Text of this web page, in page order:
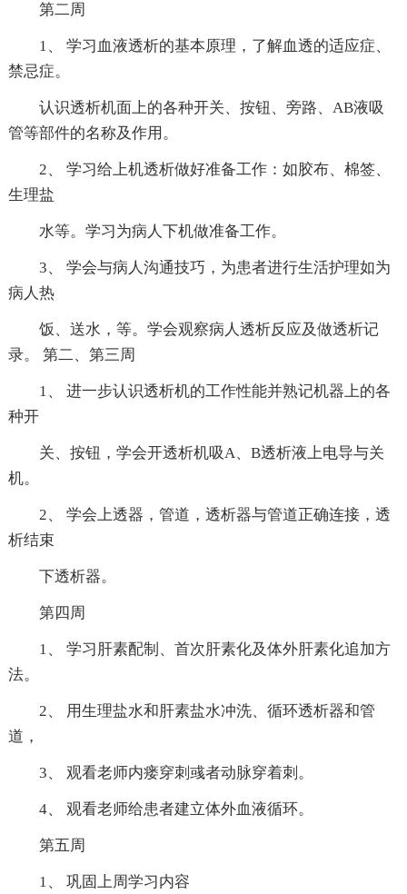
第二周
1、 学习血液透析的基本原理，了解血透的适应症、
禁忌症。
认识透析机面上的各种开关、按钮、旁路、AB液吸
管等部件的名称及作用。
2、 学习给上机透析做好准备工作：如胶布、棉签、
生理盐
水等。学习为病人下机做准备工作。
3、 学会与病人沟通技巧，为患者进行生活护理如为
病人热
饭、送水，等。学会观察病人透析反应及做透析记
录。 第二、第三周
1、 进一步认识透析机的工作性能并熟记机器上的各
种开
关、按钮，学会开透析机吸A、B透析液上电导与关
机。
2、 学会上透器，管道，透析器与管道正确连接，透
析结束
下透析器。
第四周
1、 学习肝素配制、首次肝素化及体外肝素化追加方
法。
2、 用生理盐水和肝素盐水冲洗、循环透析器和管
道，
3、 观看老师内瘘穿刺彧者动脉穿着刺。
4、 观看老师给患者建立体外血液循环。
第五周
1、 巩固上周学习内容